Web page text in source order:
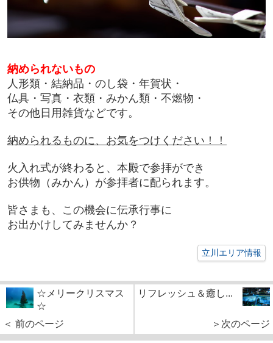
納められないもの
人形類・結納品・のし袋・年賀状・
仏具・写真・衣類・みかん類・不燃物・
その他日用雑貨などです。
納められるものに、お気をつけください！！
火入れ式が終わると、本殿で参拝ができ
お供物（みかん）が参拝者に配られます。
皆さまも、この機会に伝承行事に
お出かけしてみませんか？
立川エリア情報
☆メリークリスマス
☆
＜ 前のページ
リフレッシュ＆癒し...
＞次のページ